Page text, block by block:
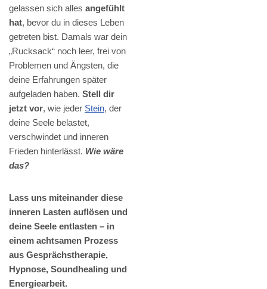
gelassen sich alles angefühlt
hat, bevor du in dieses Leben
getreten bist. Damals war dein
„Rucksack“ noch leer, frei von
Problemen und Ängsten, die
deine Erfahrungen später
aufgeladen haben. Stell dir
jetzt vor, wie jeder Stein, der
deine Seele belastet,
verschwindet und inneren
Frieden hinterlässt. Wie wäre
das?
Lass uns miteinander diese
inneren Lasten auflösen und
deine Seele entlasten – in
einem achtsamen Prozess
aus Gesprächstherapie,
Hypnose, Soundhealing und
Energiearbeit.